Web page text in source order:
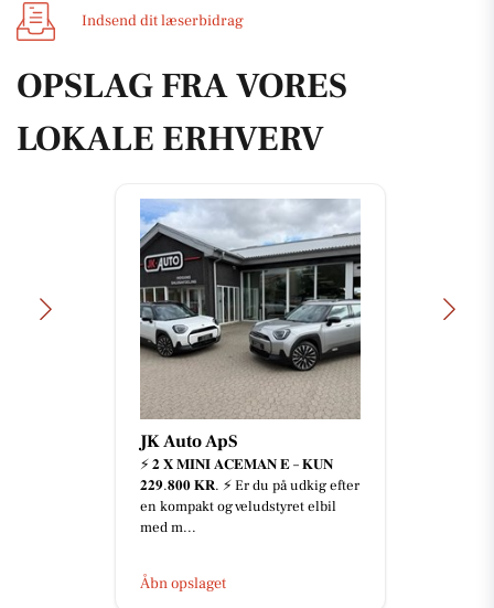
Indsend dit læserbidrag
OPSLAG FRA VORES
LOKALE ERHVERV
JK Auto ApS
⚡️ 𝟐 𝐗 𝐌𝐈𝐍𝐈 𝐀𝐂𝐄𝐌𝐀𝐍 𝐄 – 𝐊𝐔𝐍
𝟐𝟐𝟗.𝟖𝟎𝟎 𝐊𝐑. ⚡️ Er du på udkig efter
en kompakt og veludstyret elbil
med m...
Åbn opslaget